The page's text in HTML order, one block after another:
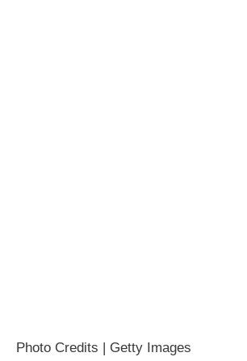
Photo Credits | Getty Images